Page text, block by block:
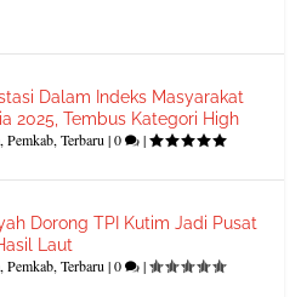
Dalam Indeks Masyarakat
2025, Tembus Kategori High
,Pemkab,Terbaru |0 |
Dorong TPI Kutim Jadi Pusat
Laut
,Pemkab,Terbaru |0 |